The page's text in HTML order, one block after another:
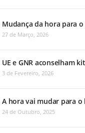
Mudança da hora para
27 de Março, 2026
UE e GNR aconselham
3 de Fevereiro, 2026
A hora vai mudar para
24 de Outubro, 2025